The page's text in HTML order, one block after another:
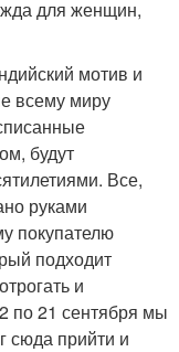
для женщин,
мотив и
всему миру
будут
Все,
руками
покупателю
подходит
и
по 21 сентября мы
сюда прийти и